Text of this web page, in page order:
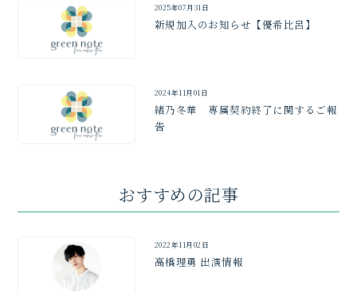
2025年07月31日
新規加入のお知らせ【優希比呂】
2024年11月01日
緒乃冬華 専属契約終了に関するご報
告
おすすめの記事
2022年11月02日
高橋理勇 出演情報